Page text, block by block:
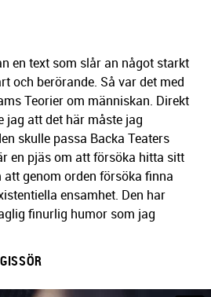
en text som slår an något starkt
och berörande. Så var det med
Teorier om människan. Direkt
jag att det här måste jag
skulle passa Backa Teaters
en pjäs om att försöka hitta sitt
att genom orden försöka finna
ensamhet. Den har
finurlig humor som jag